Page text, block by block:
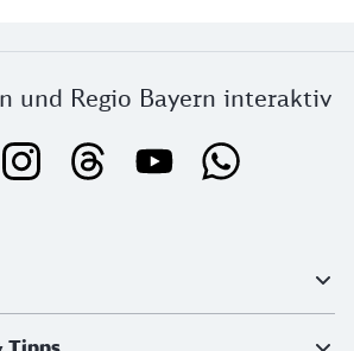
und Regio Bayern interaktiv